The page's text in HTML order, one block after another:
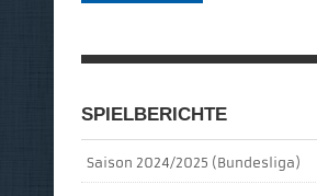
SPIELBERICHTE
Saison 2024/2025 (Bundesliga)